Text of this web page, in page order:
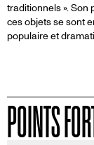
traditionnels ». Son
ces objets se sont
populaire et
POINTS